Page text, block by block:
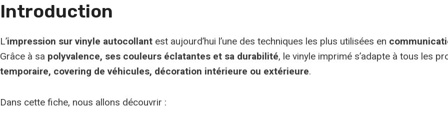
Introduction
L’impression sur vinyle autocollant est aujourd’hui l’une des techniques les plus utilisées en
Grâce à sa polyvalence, ses couleurs éclatantes et sa durabilité, le vinyle imprimé s’adapte à tous les
temporaire, covering de véhicules, décoration intérieure ou extérieure.
Dans cette fiche, nous allons découvrir :